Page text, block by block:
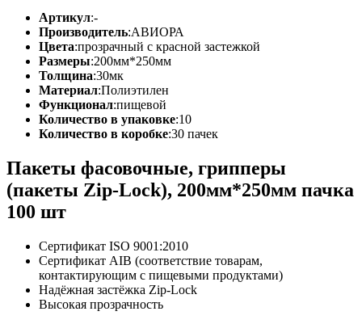
Артикул:-
Производитель:АВИОРА
Цвета:прозрачный с красной застежкой
Размеры:200мм*250мм
Толщина:30мк
Материал:Полиэтилен
Функционал:пищевой
Количество в упаковке:10
Количество в коробке:30 пачек
Пакеты фасовочные, грипперы
(пакеты Zip-Lock), 200мм*250мм пачка
100 шт
Сертификат ISO 9001:2010
Сертификат AIB (соответствие товарам,
контактирующим с пищевыми продуктами)
Надёжная застёжка Zip-Lock
Высокая прозрачность